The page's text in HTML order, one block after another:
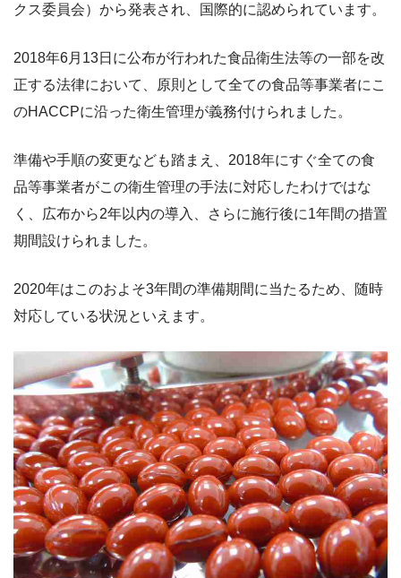
クス委員会）から発表され、国際的に認められています。
2018年6月13日に公布が行われた食品衛生法等の一部を改
正する法律において、原則として全ての食品等事業者にこ
のHACCPに沿った衛生管理が義務付けられました。
準備や手順の変更なども踏まえ、2018年にすぐ全ての食
品等事業者がこの衛生管理の手法に対応したわけではな
く、広布から2年以内の導入、さらに施行後に1年間の措置
期間設けられました。
2020年はこのおよそ3年間の準備期間に当たるため、随時
対応している状況といえます。